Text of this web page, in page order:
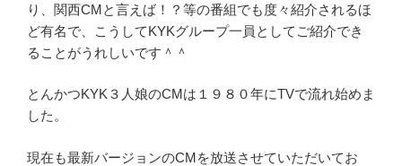
り、関西CMと言えば！？等の番組でも度々紹介されるほ
ど有名で、こうしてKYKグループ一員としてご紹介でき
ることがうれしいです＾＾
とんかつKYK３人娘のCMは１９８０年にTVで流れ始めま
した。
現在も最新バージョンのCMを放送させていただいてお